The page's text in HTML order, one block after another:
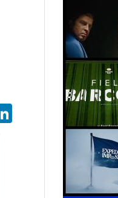
LinkedIn